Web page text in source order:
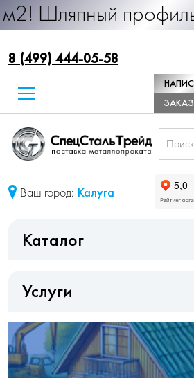
профиль от 25
8 (499) 444-05-58
Ваш город: Калуга
Каталог
Услуги